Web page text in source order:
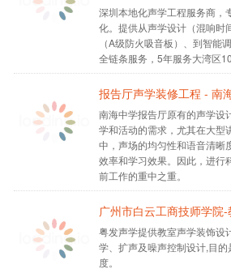
深圳本地化声学工程服务商，
化。提供从声学设计（混响时
（A级防火吸音板）、到智能
全链条服务，5年服务大湾区
报告厅声学装修工程 - 南
南海中学报告厅原有的声学设
学和活动的需求，尤其在大型
中，声场的均匀性和语音清晰
效率和学习效果。因此，进行
前工作的重中之重。
广州市白云工商技师学院
粤发声学提供教室声学装饰设
学、扩声及噪声控制设计,目
度。